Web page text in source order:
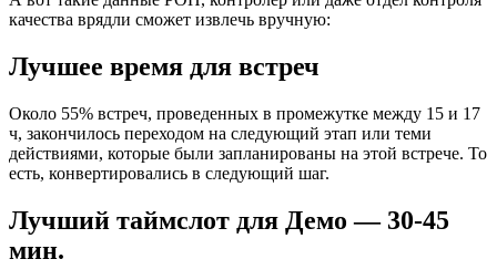
качества врядли сможет извлечь вручную:
Лучшее время для встреч
Около 55% встреч, проведенных в промежутке между 15 и 17
ч, закончилось переходом на следующий этап или теми
действиями, которые были запланированы на этой встрече. То
есть, конвертировались в следующий шаг.
Лучший таймслот для Демо — 30-45
мин.